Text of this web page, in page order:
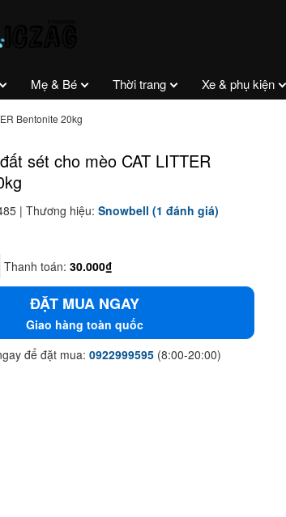
Mẹ & Bé Thời trang Xe & phụ kiện
Bentonite 20kg
sét cho mèo CAT LITTER
| Thương hiệu: Snowbell (1 đánh giá)
Thanh toán: 30.000₫
ĐẶT MUA NGAY
Giao hàng toàn quốc
để đặt mua: 0922999595 (8:00-20:00)